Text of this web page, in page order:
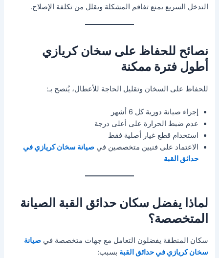
التدخل السريع يمنع تفاقم المشكلة ويقلل من تكلفة الإصلاح.
نصائح للحفاظ على سخان كريازي
أطول فترة ممكنة
للحفاظ على السخان وتقليل الحاجة للأعطال، يُنصح بـ:
إجراء صيانة دورية كل 6 أشهر
عدم ضبط الحرارة على أعلى درجة
استخدام قطع غيار أصلية فقط
الاعتماد على فنيين متخصصين فيصيانة سخان كريازي في
حدائق القبة
لماذا يفضل سكان حدائق القبة الصيانة
المتخصصة؟
سكان المنطقة يفضلون التعامل مع جهات متخصصة فيصيانة
سخان كريازي في حدائق القبة بسبب: